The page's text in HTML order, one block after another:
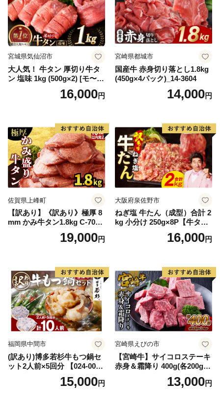
宮城県気仙沼市
大人気！ 牛タン 厚切り牛タ
ン 塩味 1kg (500g×2) [モ〜ラ
ンド 宮城県 気仙沼市 205646
60] 肉 牛肉 精肉 牛たん 牛タ
厚切り タン
16,000円
宮崎県都城市
国産牛 赤身切り落とし1.8kg
(450g×4パック)_14-3604
14,000円
佐賀県上峰町
【訳あり】《訳あり》極厚 8
mm かみ牛タン1.8kg C-709-
19,000円
大阪府泉佐野市
ねぎ塩 牛たん（成型）合計 2
kg 小分け 250g×8P【牛タン
牛肉 焼肉用 薄切り 訳あり サ
16,000円
福岡県中間市
(訳あり)博多若杉牛もつ鍋セ
ット2人前×5回分 【024-002
15,000円
宮崎県えびの市
【宮崎牛】サイコロステーキ
赤身＆霜降り 400g(各200g×
１P 計2P) 真空パック 冷凍
13,000円